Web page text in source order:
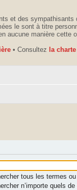
et des sympathisants
le sont à titre
aucune manière cette
• Consultez la
tous les termes
n’importe quels